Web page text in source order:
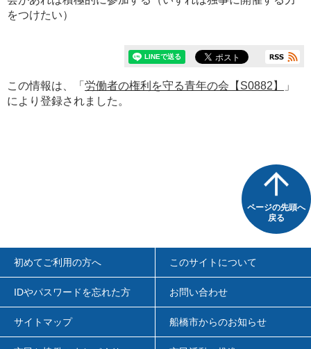
をつけたい）
この情報は、「 労働者の権利を守る青年の会【S0882】
」
により登録されました。
ページの先頭へ
戻る
初めてご利用の方へ このサイトについて
IDやパスワードを忘れた方 お問い合わせ
サイトマップ 船橋市からのお知らせ